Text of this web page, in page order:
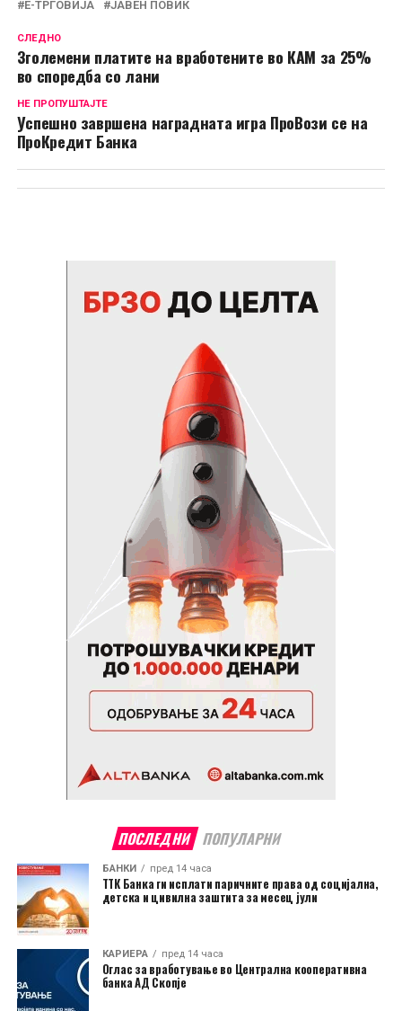
Е-ТРГОВИЈА ЈАВЕН ПОВИК
СЛЕДНО
Зголемени платите на вработените во КАМ за 25%
во споредба со лани
НЕ ПРОПУШТАЈТЕ
Успешно завршена наградната игра ПроВози се на
ПроКредит Банка
ПОСЛЕДНИ ПОПУЛАРНИ
БАНКИ пред 14 часа
ТТК Банка ги исплати паричните права од социјална,
детска и цивилна заштита за месец јули
КАРИЕРА пред 14 часа
Оглас за вработување во Централна кооперативна
банка АД Скопје